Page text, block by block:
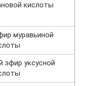
кислоты
муравьиной
эфир уксусной